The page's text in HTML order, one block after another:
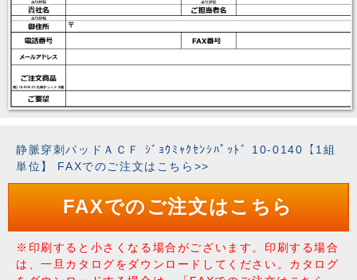
静脈穿刺パッドＡＣＦ ｼﾞｮｳﾐｬｸｾﾝｼﾊﾟｯﾄﾞ 10-0140【1組
単位】 FAXでのご注文はこちら>>
FAXでのご注文はこちら
※印刷すると小さくなる場合がございます。印刷する場合
は、一旦カタログをダウンロードしてください。カタログ